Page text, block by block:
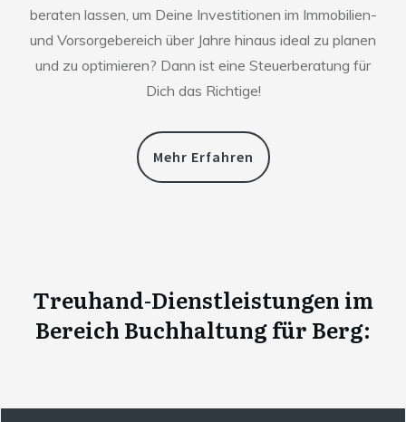
beraten lassen, um Deine Investitionen im Immobilien-
und Vorsorgebereich über Jahre hinaus ideal zu planen
und zu optimieren? Dann ist eine Steuerberatung für
Dich das Richtige!
Mehr Erfahren
Treuhand-Dienstleistungen im
Bereich Buchhaltung für Berg: